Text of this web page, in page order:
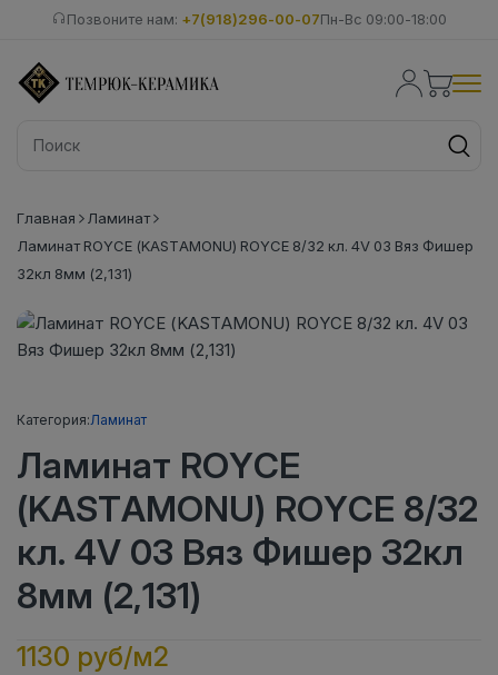
Позвоните нам: +7(918)296-00-07Пн-Вс 09:00-18:00
Главная
Ламинат
Ламинат ROYCE (KASTAMONU) ROYCE 8/32 кл. 4V 03 Вяз Фишер
32кл 8мм (2,131)
Категория:Ламинат
Ламинат ROYCE
(KASTAMONU) ROYCE 8/32
кл. 4V 03 Вяз Фишер 32кл
8мм (2,131)
1130 руб/м2